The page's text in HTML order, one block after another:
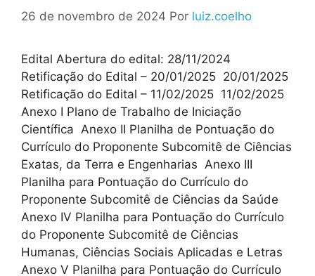
26 de novembro de 2024 Por luiz.coelho
Edital Abertura do edital: 28/11/2024
Retificação do Edital – 20/01/2025 20/01/2025
Retificação do Edital – 11/02/2025 11/02/2025
Anexo I Plano de Trabalho de Iniciação
Científica Anexo II Planilha de Pontuação do
Currículo do Proponente Subcomitê de Ciências
Exatas, da Terra e Engenharias Anexo III
Planilha para Pontuação do Currículo do
Proponente Subcomitê de Ciências da Saúde
Anexo IV Planilha para Pontuação do Currículo
do Proponente Subcomitê de Ciências
Humanas, Ciências Sociais Aplicadas e Letras
Anexo V Planilha para Pontuação do Currículo